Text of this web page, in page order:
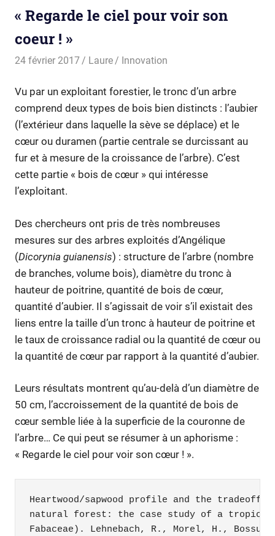
« Regarde le ciel pour voir son
coeur ! »
24 février 2017 Laure Innovation
Vu par un exploitant forestier, le tronc d’un arbre
comprend deux types de bois bien distincts : l’aubier
(l’extérieur dans laquelle la sève se déplace) et le
cœur ou duramen (partie centrale se durcissant au
fur et à mesure de la croissance de l’arbre). C’est
cette partie « bois de cœur » qui intéresse
l’exploitant.
Des chercheurs ont pris de très nombreuses
mesures sur des arbres exploités d’Angélique
(Dicorynia guianensis) : structure de l’arbre (nombre
de branches, volume bois), diamètre du tronc à
hauteur de poitrine, quantité de bois de cœur,
quantité d’aubier. Il s’agissait de voir s’il existait des
liens entre la taille d’un tronc à hauteur de poitrine et
le taux de croissance radial ou la quantité de cœur ou
la quantité de cœur par rapport à la quantité d’aubier.
Leurs résultats montrent qu’au-delà d’un diamètre de
50 cm, l’accroissement de la quantité de bois de
cœur semble liée à la superficie de la couronne de
l’arbre… Ce qui peut se résumer à un aphorisme :
« Regarde le ciel pour voir son cœur ! ».
Heartwood/sapwood profile and the tradeoff
natural forest: the case study of a
Fabaceae). Lehnebach, R., Morel, H.,